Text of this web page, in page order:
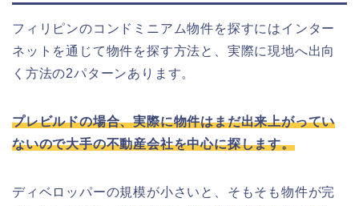
フィリピンのコンドミニアム物件を探すにはインター
ネットを通じて物件を探す方法と、実際に現地へ出向
く方法の2パターンあります。
プレビルドの場合、実際に物件はまだ出来上がってい
ないので大手の不動産会社を中心に探します。
ディベロッパーの規模が小さいと、そもそも物件が完